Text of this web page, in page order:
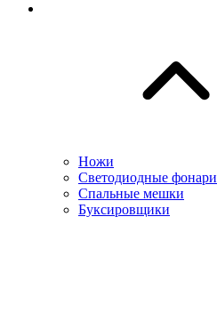
Ножи
Светодиодные фонари
Спальные мешки
Буксировщики